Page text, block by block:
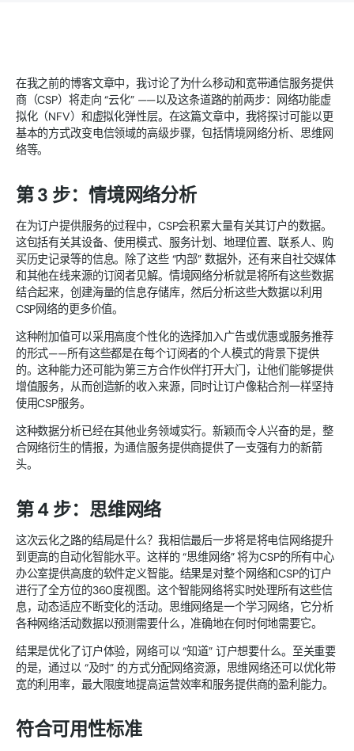
在我之前的博客文章中，我讨论了为什么移动和宽带通信服务提供
商（CSP）将走向 “云化” ——以及这条道路的前两步：网络功能虚
拟化（NFV）和虚拟化弹性层。在这篇文章中，我将探讨可能以更
基本的方式改变电信领域的高级步骤，包括情境网络分析、思维网
络等。
第 3 步：情境网络分析
在为订户提供服务的过程中，CSP会积累大量有关其订户的数据。
这包括有关其设备、使用模式、服务计划、地理位置、联系人、购
买历史记录等的信息。除了这些 “内部” 数据外，还有来自社交媒体
和其他在线来源的订阅者见解。情境网络分析就是将所有这些数据
结合起来，创建海量的信息存储库，然后分析这些大数据以利用
CSP网络的更多价值。
这种附加值可以采用高度个性化的选择加入广告或优惠或服务推荐
的形式——所有这些都是在每个订阅者的个人模式的背景下提供
的。这种能力还可能为第三方合作伙伴打开大门，让他们能够提供
增值服务，从而创造新的收入来源，同时让订户像粘合剂一样坚持
使用CSP服务。
这种数据分析已经在其他业务领域实行。新颖而令人兴奋的是，整
合网络衍生的情报，为通信服务提供商提供了一支强有力的新箭
头。
第 4 步：思维网络
这次云化之路的结局是什么？我相信最后一步将是将电信网络提升
到更高的自动化智能水平。这样的 “思维网络” 将为CSP的所有中心
办公室提供高度的软件定义智能。结果是对整个网络和CSP的订户
进行了全方位的360度视图。这个智能网络将实时处理所有这些信
息，动态适应不断变化的活动。思维网络是一个学习网络，它分析
各种网络活动数据以预测需要什么，准确地在何时何地需要它。
结果是优化了订户体验，网络可以 “知道” 订户想要什么。至关重要
的是，通过以 “及时” 的方式分配网络资源，思维网络还可以优化带
宽的利用率，最大限度地提高运营效率和服务提供商的盈利能力。
符合可用性标准